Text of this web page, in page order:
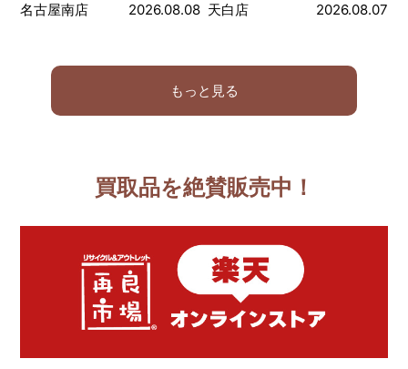
名古屋南店 2026.08.08 天白店 2026.08.07
もっと見る
買取品を絶賛販売中！